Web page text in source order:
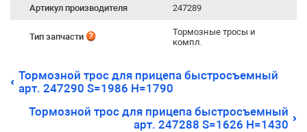
Артикул производителя 247289
Тип запчасти
Тормозные тросы и
компл.
Тормозной трос для прицепа быстросъемный
арт. 247290 S=1986 H=1790
Тормозной трос для прицепа быстросъемный
арт. 247288 S=1626 H=1430